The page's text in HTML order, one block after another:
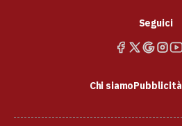
Seguici
Chi siamoPubblicità